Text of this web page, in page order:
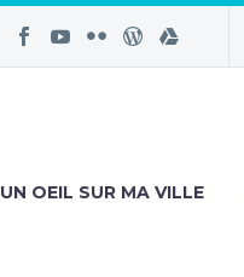
UN OEIL SUR MA VILLE